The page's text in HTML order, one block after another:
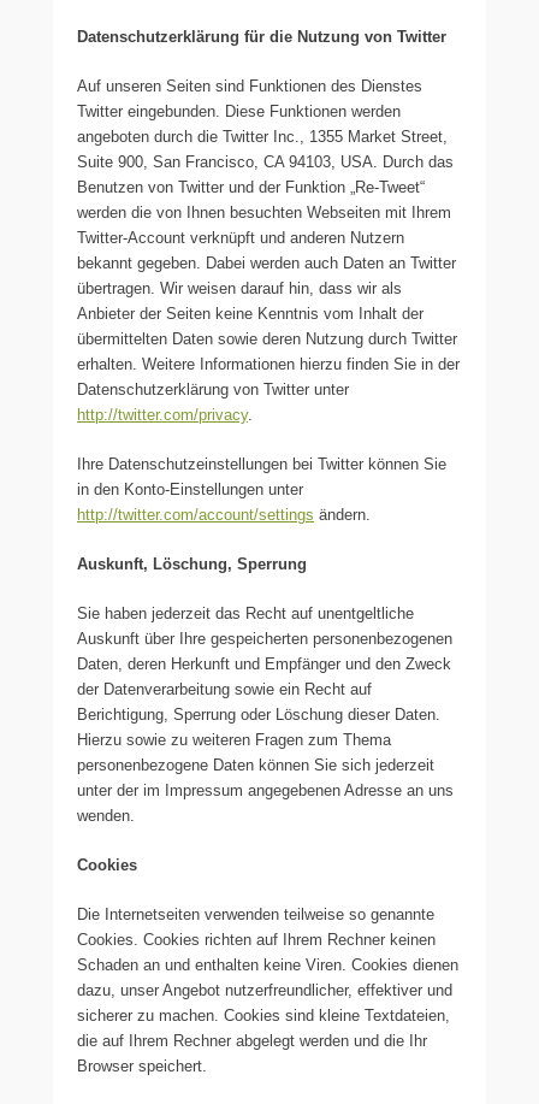
Datenschutzerklärung für die Nutzung von Twitter
Auf unseren Seiten sind Funktionen des Dienstes
Twitter eingebunden. Diese Funktionen werden
angeboten durch die Twitter Inc., 1355 Market Street,
Suite 900, San Francisco, CA 94103, USA. Durch das
Benutzen von Twitter und der Funktion „Re-Tweet“
werden die von Ihnen besuchten Webseiten mit Ihrem
Twitter-Account verknüpft und anderen Nutzern
bekannt gegeben. Dabei werden auch Daten an Twitter
übertragen. Wir weisen darauf hin, dass wir als
Anbieter der Seiten keine Kenntnis vom Inhalt der
übermittelten Daten sowie deren Nutzung durch Twitter
erhalten. Weitere Informationen hierzu finden Sie in der
Datenschutzerklärung von Twitter unter
http://twitter.com/privacy.
Ihre Datenschutzeinstellungen bei Twitter können Sie
in den Konto-Einstellungen unter
http://twitter.com/account/settings ändern.
Auskunft, Löschung, Sperrung
Sie haben jederzeit das Recht auf unentgeltliche
Auskunft über Ihre gespeicherten personenbezogenen
Daten, deren Herkunft und Empfänger und den Zweck
der Datenverarbeitung sowie ein Recht auf
Berichtigung, Sperrung oder Löschung dieser Daten.
Hierzu sowie zu weiteren Fragen zum Thema
personenbezogene Daten können Sie sich jederzeit
unter der im Impressum angegebenen Adresse an uns
wenden.
Cookies
Die Internetseiten verwenden teilweise so genannte
Cookies. Cookies richten auf Ihrem Rechner keinen
Schaden an und enthalten keine Viren. Cookies dienen
dazu, unser Angebot nutzerfreundlicher, effektiver und
sicherer zu machen. Cookies sind kleine Textdateien,
die auf Ihrem Rechner abgelegt werden und die Ihr
Browser speichert.